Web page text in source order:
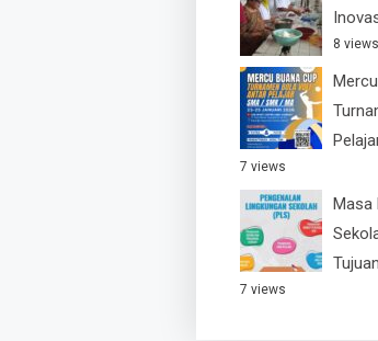
8 views
7 views
Masa
7 views